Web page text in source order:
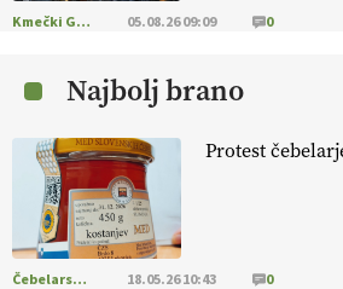
kmetijstva in uspešno prenovo kmetij
. VEČ
https://t.co/RRn8unbwXp @EUAgri #IMCAP
https://t.co/mnLHFv2VuP
Kmečki Glas 05.08.26 09:09 0
Najbolj brano
Protest
Čebelarstvo 18.05.26 10:43 0